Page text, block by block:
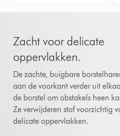
Zacht voor delicate
oppervlakken.
De zachte, buigbare
aan de voorkant verder uit
de borstel om obstakels heen
Ze verwijderen stof voorzichtig
delicate oppervlakken.